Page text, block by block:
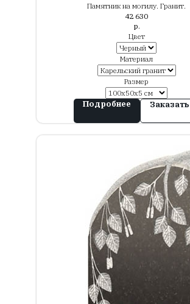
Памятник на могилу. Гранит.
42 630
р.
Цвет
Материал
Размер
Подробнее Заказать